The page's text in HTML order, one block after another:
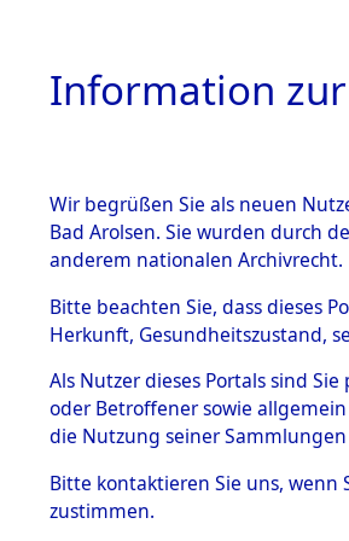
BESTÄNDE
Inhaftierungsdoku
mente
5. Verschiedenes
Todesmärsche
5.3.1 Alliierte
Information
Wir begrüßen Sie als neuen
Bad Arolsen. Sie wurden durch
anderem nationalen Archivrecht.
Bitte beachten Sie, dass dieses
Herkunft, Gesundheitszustand,
Als Nutzer dieses Portals sind
oder Betroffener sowie
die Nutzung seiner
Bitte kontaktieren Sie uns, wenn
zustimmen.